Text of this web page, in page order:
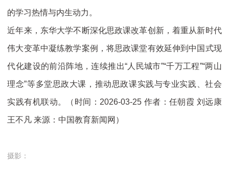
的学习热情与内生动力。
近年来，东华大学不断深化思政课改革创新，着重从新时代
伟大变革中凝练教学案例，将思政课堂有效延伸到中国式现
代化建设的前沿阵地，连续推出“人民城市”“千万工程”“两山
理念”等多堂思政大课，推动思政课实践与专业实践、社会
实践有机联动。（时间：2026-03-25 作者：任朝霞 刘远康
王不凡 来源：中国教育新闻网）
摄影：